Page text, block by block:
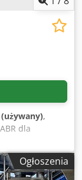
,
dla
Nachylenie:
2000mm,
Ogłoszenia